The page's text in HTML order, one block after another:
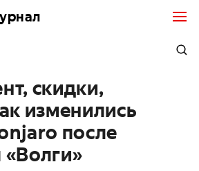
скидки,
изменились
после